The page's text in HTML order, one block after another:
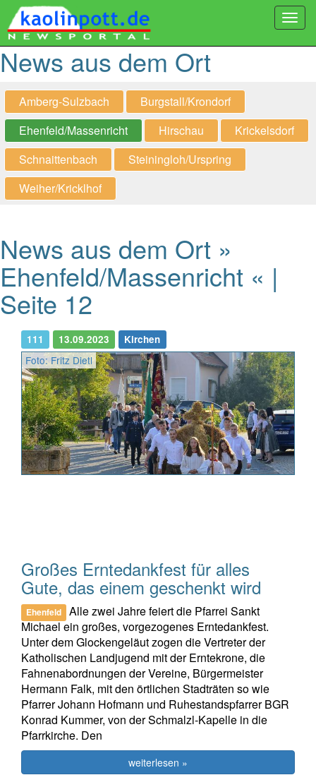
News aus dem Ort
Amberg-Sulzbach
Burgstall/Krondorf
Ehenfeld/Massenricht
Hirschau
Krickelsdorf
Schnaittenbach
Steiningloh/Urspring
Weiher/Kricklhof
News aus dem Ort »
Ehenfeld/Massenricht « |
Seite 12
111 13.09.2023 Kirchen
Foto: Fritz Dietl
Großes Erntedankfest für alles
Gute, das einem geschenkt wird
Ehenfeld
Alle zwei Jahre feiert die Pfarrei Sankt
Michael ein großes, vorgezogenes Erntedankfest.
Unter dem Glockengeläut zogen die Vertreter der
Katholischen Landjugend mit der Erntekrone, die
Fahnenabordnungen der Vereine, Bürgermeister
Hermann Falk, mit den örtlichen Stadträten so wie
Pfarrer Johann Hofmann und Ruhestandspfarrer BGR
Konrad Kummer, von der Schmalzl-Kapelle in die
Pfarrkirche. Den
weiterlesen »